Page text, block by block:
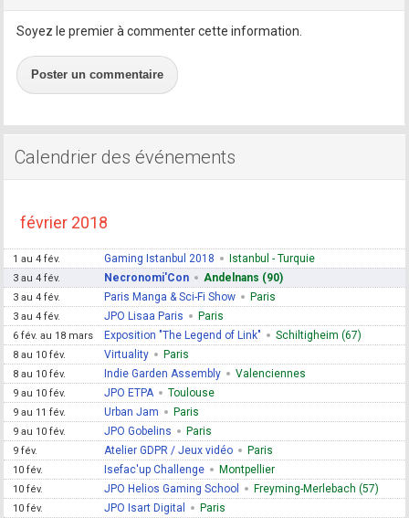
Soyez le premier à commenter cette information.
Poster un commentaire
Calendrier des événements
février 2018
1 au 4 fév. Gaming Istanbul 2018 Istanbul - Turquie
3 au 4 fév. Necronomi'Con Andelnans (90)
3 au 4 fév. Paris Manga & Sci-Fi Show Paris
3 au 4 fév. JPO Lisaa Paris Paris
6 fév. au 18 mars Exposition "The Legend of Link" Schiltigheim (67)
8 au 10 fév. Virtuality Paris
8 au 10 fév. Indie Garden Assembly Valenciennes
9 au 10 fév. JPO ETPA Toulouse
9 au 11 fév. Urban Jam Paris
9 au 10 fév. JPO Gobelins Paris
9 fév. Atelier GDPR / Jeux vidéo Paris
10 fév. Isefac'up Challenge Montpellier
10 fév. JPO Helios Gaming School Freyming-Merlebach (57)
10 fév. JPO Isart Digital Paris